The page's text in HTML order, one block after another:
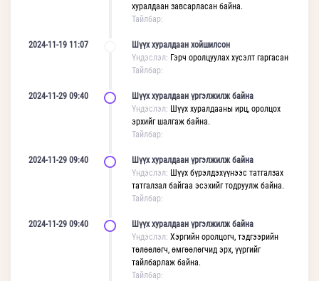
хуралдаан завсарласан байна.
Тайлбар:
2024-11-19 11:07
Шүүх хуралдаан хойшилсон
Үндэслэл: Гэрч оролцуулах хүсэлт гаргасан
Тайлбар:
2024-11-29 09:40
Шүүх хуралдаан үргэлжилж байна
Үндэслэл: Шүүх хуралдааны ирц, оролцох
эрхийг шалгаж байна.
Тайлбар:
2024-11-29 09:40
Шүүх хуралдаан үргэлжилж байна
Үндэслэл: Шүүх бүрэлдэхүүнээс татгалзах
татгалзал байгаа эсэхийг тодруулж байна.
Тайлбар:
2024-11-29 09:40
Шүүх хуралдаан үргэлжилж байна
Үндэслэл: Хэргийн оролцогч, тэдгээрийн
төлөөлөгч, өмгөөлөгчид эрх, үүргийг
тайлбарлаж байна.
Тайлбар: